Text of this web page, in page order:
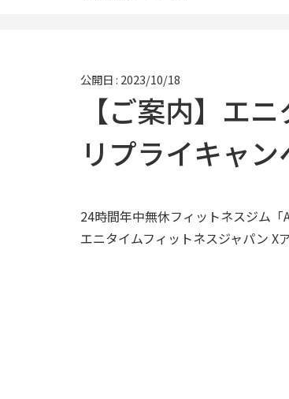
公開日 : 2023/10/18
【ご案内】エ
リプライキャ
24時間年中無休フィットネスジム「
エニタイムフィットネスジャパン X